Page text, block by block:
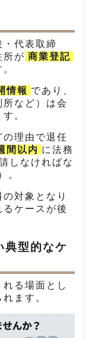
代表取締
所が 商業登記
情報 であり、
など）は会
。
理由で退任
間以内 に法務
しなければな
。
対象となり
ケースが後
典型的なケ
る場面とし
ます。